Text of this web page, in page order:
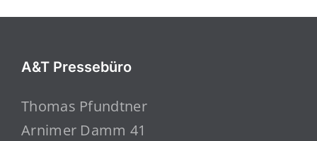
A&T Pressebüro
Thomas Pfundtner
Arnimer Damm 41